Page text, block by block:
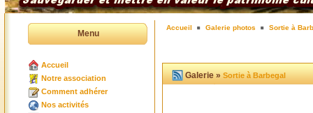
Menu
Accueil
Notre association
Comment adhérer
Nos activités
Accueil Galerie photos Sortie à
Galerie »Sortie à Barbegal